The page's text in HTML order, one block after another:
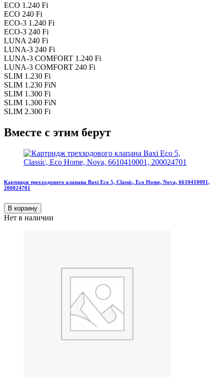
ECO 1.240 Fi
ECO 240 Fi
ECO-3 1.240 Fi
ECO-3 240 Fi
LUNA 240 Fi
LUNA-3 240 Fi
LUNA-3 COMFORT 1.240 Fi
LUNA-3 COMFORT 240 Fi
SLIM 1.230 Fi
SLIM 1.230 FiN
SLIM 1.300 Fi
SLIM 1.300 FiN
SLIM 2.300 Fi
Вместе с этим берут
Картридж трехходового клапана Baxi Eco 5, Classic, Eco Home, Nova, 6610410001,
200024701
В корзину
Нет в наличии